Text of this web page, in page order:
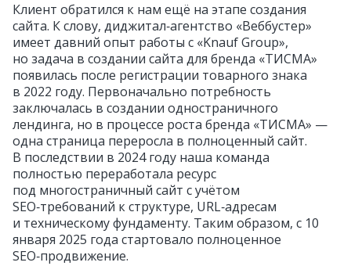
Клиент обратился к нам ещё на этапе создания
сайта. К слову, диджитал‑агентство «Веббустер»
имеет давний опыт работы с «Knauf Group»,
но задача в создании сайта для бренда «ТИСМА»
появилась после регистрации товарного знака
в 2022 году. Первоначально потребность
заключалась в создании одностраничного
лендинга, но в процессе роста бренда «ТИСМА» —
одна страница переросла в полноценный сайт.
В последствии в 2024 году наша команда
полностью переработала ресурс
под многостраничный сайт с учётом
SEO‑требований к структуре, URL‑адресам
и техническому фундаменту. Таким образом, с 10
января 2025 года стартовало полноценное
SEO‑продвижение.